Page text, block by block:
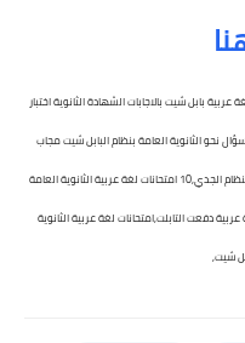
عربية بابل شيت بالاجابات الشهادة الثانوية اختبار
لغة عربية بنظام بابل شيت بالاجابات الصف الثالث الثانوى 250 سؤال نحو الثانوية العامة بنظام البابل شيت مجاب
عنهم نحو الصف الثالث الثانوى بابل شيت تحو الثانوية العامة بالنظام الجدي,10 امتحانات لغة عربية الثانوية العامة
دفعت التابلت,امتحانات لغة عربية الثانوية
شيت,